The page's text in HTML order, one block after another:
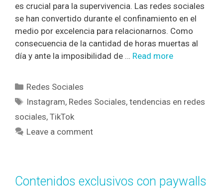
es crucial para la supervivencia. Las redes sociales
se han convertido durante el confinamiento en el
medio por excelencia para relacionarnos. Como
consecuencia de la cantidad de horas muertas al
día y ante la imposibilidad de … Read more
Redes Sociales
Instagram, Redes Sociales,tendencias en redes
sociales, TikTok
Leave a comment
Contenidos exclusivos con paywalls